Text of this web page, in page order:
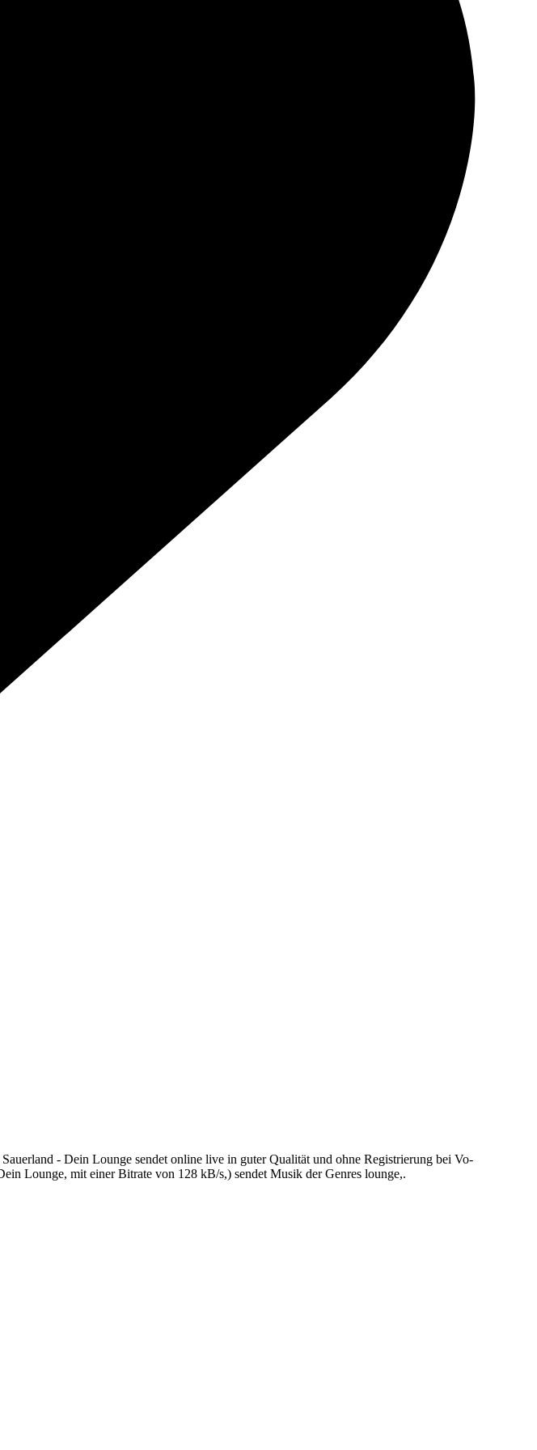
- Dein Lounge sendet online live in guter Qualität und ohne Registrierung bei Vo-
Lounge, mit einer Bitrate von 128 kB/s,) sendet Musik der Genres lounge,.